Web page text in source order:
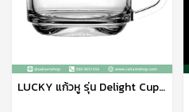
LUCKY แก้วหู รุ่น Delight Cup LG-311807 ขนาด 7 ออนซ์ 6 ใบ แก้วน้ำชา แก้วกาแฟทรงเตี้ย เนื้อแก้วใส แข็งแรง ทนทาน